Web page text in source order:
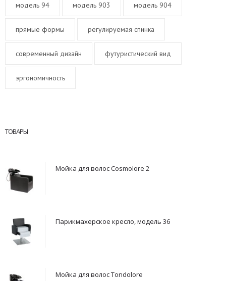
модель 94 модель 903 модель 904
прямые формы регулируемая спинка
современный дизайн футуристический вид
эргономичность
ТОВАРЫ
Мойка для волос Cosmolore 2
Парикмахерское кресло, модель 36
Мойка для волос Tondolore